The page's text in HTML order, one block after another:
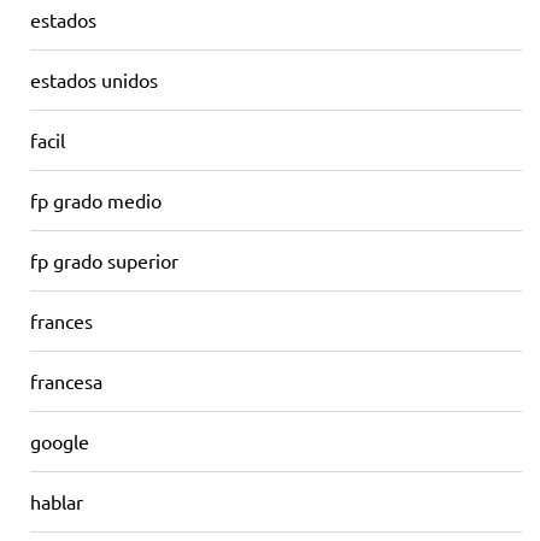
estados
estados unidos
facil
fp grado medio
fp grado superior
frances
francesa
google
hablar